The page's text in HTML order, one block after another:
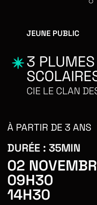
JEUNE PUBLIC
3
CIE LE CLAN
À PARTIR DE 3 ANS
DURÉE : 35MIN
02
09H30
14H30